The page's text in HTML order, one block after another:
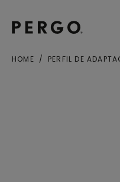
HOME PERFIL DE